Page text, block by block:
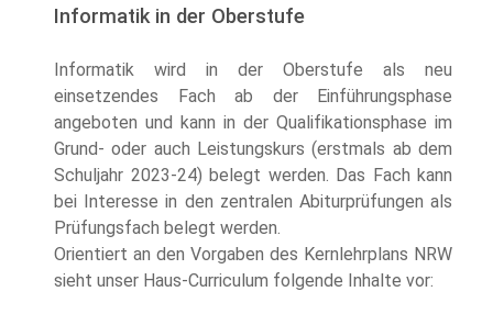
Informatik in der Oberstufe
Informatik wird in der Oberstufe als neu
einsetzendes Fach ab der Einführungsphase
angeboten und kann in der Qualifikationsphase im
Grund- oder auch Leistungskurs (erstmals ab dem
Schuljahr 2023-24) belegt werden. Das Fach kann
bei Interesse in den zentralen Abiturprüfungen als
Prüfungsfach belegt werden.
Orientiert an den Vorgaben des Kernlehrplans NRW
sieht unser Haus-Curriculum folgende Inhalte vor: